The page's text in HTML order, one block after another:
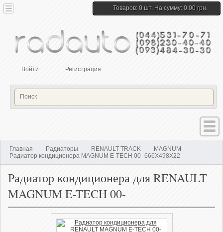
Товаров: 0 шт. На сумму: 0.00 грн.
Войти Регистрация
Главная Радиаторы RENAULT TRACK
MAGNUM
Радиатор кондиционера MAGNUM E-TECH 00- 666X498X22
Радиатор кондиционера для RENAULT
MAGNUM E-TECH 00-